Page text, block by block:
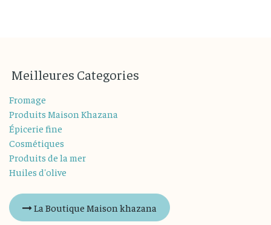
Meilleures Categories
Fromage
Produits Maison Khazana
Épicerie fine
Cosmétiques
Produits de la mer
Huiles d'olive
La Boutique Maison khazana